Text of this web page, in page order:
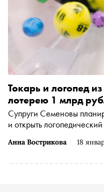
Анна Вострикова 18
Токарь и логопед
лотерею 1 млрд
Супруги Семеновы
и открыть